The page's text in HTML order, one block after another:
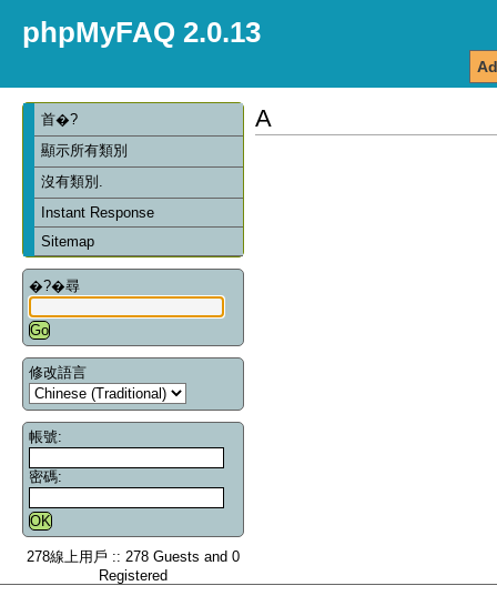
phpMyFAQ 2.0.13
首�?
顯示所有類別
沒有類別.
Instant Response
Sitemap
�?�尋
修改語言
帳號:
密碼:
278線上用戶 :: 278 Guests and 0
Registered
A